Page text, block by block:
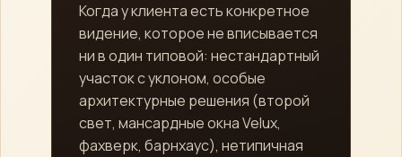
Когда у клиента есть конкретное
видение, которое не вписывается
ни в один типовой: нестандартный
участок с уклоном, особые
архитектурные решения (второй
свет, мансардные окна Velux,
фахверк, барнхаус), нетипичная